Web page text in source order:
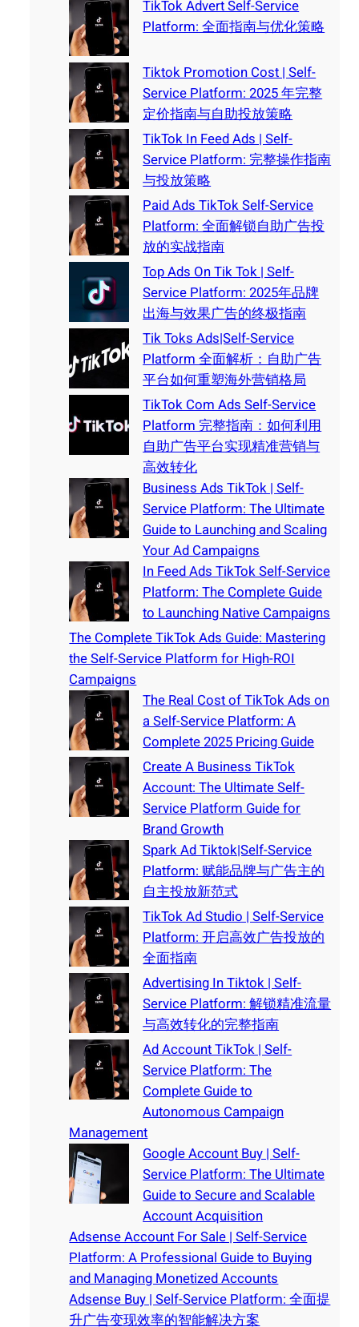
TikTok Advert Self-Service
Platform: 全面指南与优化策略
Tiktok Promotion Cost | Self-
Service Platform: 2025 年完整
定价指南与自助投放策略
TikTok In Feed Ads | Self-
Service Platform: 完整操作指南
与投放策略
Paid Ads TikTok Self-Service
Platform: 全面解锁自助广告投
放的实战指南
Top Ads On Tik Tok | Self-
Service Platform: 2025年品牌
出海与效果广告的终极指南
Tik Toks Ads|Self-Service
Platform 全面解析：自助广告
平台如何重塑海外营销格局
TikTok Com Ads Self-Service
Platform 完整指南：如何利用
自助广告平台实现精准营销与
高效转化
Business Ads TikTok | Self-
Service Platform: The Ultimate
Guide to Launching and Scaling
Your Ad Campaigns
In Feed Ads TikTok Self-Service
Platform: The Complete Guide
to Launching Native Campaigns
The Complete TikTok Ads Guide: Mastering
the Self-Service Platform for High-ROI
Campaigns
The Real Cost of TikTok Ads on
a Self-Service Platform: A
Complete 2025 Pricing Guide
Create A Business TikTok
Account: The Ultimate Self-
Service Platform Guide for
Brand Growth
Spark Ad Tiktok|Self-Service
Platform: 赋能品牌与广告主的
自主投放新范式
TikTok Ad Studio | Self-Service
Platform: 开启高效广告投放的
全面指南
Advertising In Tiktok | Self-
Service Platform: 解锁精准流量
与高效转化的完整指南
Ad Account TikTok | Self-
Service Platform: The
Complete Guide to
Autonomous Campaign
Management
Google Account Buy | Self-
Service Platform: The Ultimate
Guide to Secure and Scalable
Account Acquisition
Adsense Account For Sale | Self-Service
Platform: A Professional Guide to Buying
and Managing Monetized Accounts
Adsense Buy | Self-Service Platform: 全面提
升广告变现效率的智能解决方案